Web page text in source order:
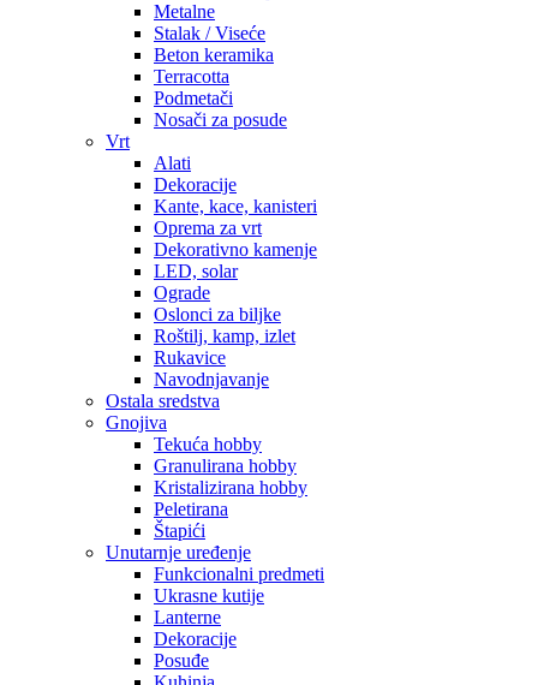
Metalne
Stalak / Viseće
Beton keramika
Terracotta
Podmetači
Nosači za posude
Vrt
Alati
Dekoracije
Kante, kace, kanisteri
Oprema za vrt
Dekorativno kamenje
LED, solar
Ograde
Oslonci za biljke
Roštilj, kamp, izlet
Rukavice
Navodnjavanje
Ostala sredstva
Gnojiva
Tekuća hobby
Granulirana hobby
Kristalizirana hobby
Peletirana
Štapići
Unutarnje uređenje
Funkcionalni predmeti
Ukrasne kutije
Lanterne
Dekoracije
Posuđe